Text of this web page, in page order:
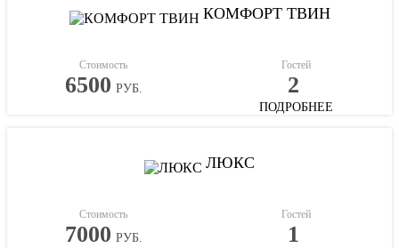
КОМФОРТ ТВИН
Стоимость
6500 РУБ.
Гостей
2
ПОДРОБНЕЕ
ЛЮКС
Стоимость
7000 РУБ.
Гостей
1